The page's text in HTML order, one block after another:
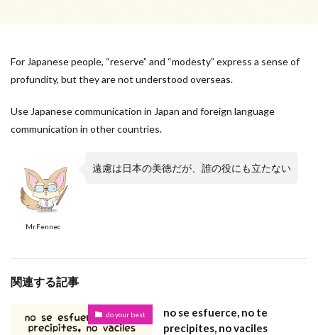
For Japanese people, “reserve” and “modesty” express a sense of
profundity, but they are not understood overseas.
Use Japanese communication in Japan and foreign language
communication in other countries.
Mr.Fennec
遠慮は日本の美徳だが、誰の役にも立たない
関連する記事
do your best
no se esfuerce, no te
precipites, no vaciles